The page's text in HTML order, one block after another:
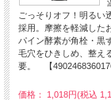
ごっそりオフ！明るい
採用。摩擦を軽減した
パイン酵素が角栓・黒
毛穴をひきしめ、整え
要。 【
価格： 1,018円(税込